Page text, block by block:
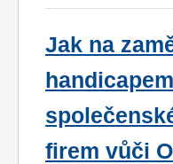
Jak na
firem vůči